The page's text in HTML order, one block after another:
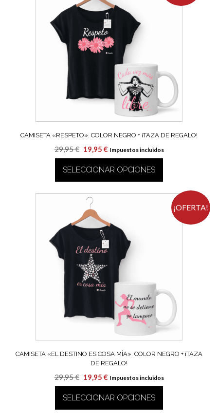
variantes.
Las
opciones
se
pueden
elegir
página
de
producto
CAMISETA «RESPETO». COLOR NEGRO + ¡TAZA DE REGALO!
29,95€ El
precio
original
era:
29,95 €.
19,95 €El
precio
actual
es:
19,95 €.
Impuestos incluidos
SELECCIONAR OPCIONES
producto
variantes.
opciones
pueden
página
de
¡OFERTA!
CAMISETA «EL DESTINO ES COSA MÍA». COLOR NEGRO + ¡TAZA
DE REGALO!
29,95€ El
precio
original
era:
19,95 €El
precio
actual
es:
Impuestos incluidos
SELECCIONAR OPCIONES